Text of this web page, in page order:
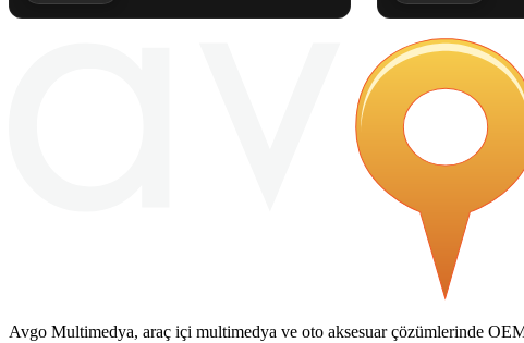
Avgo Multimedya, araç içi multimedya ve oto aksesuar çözümlerinde